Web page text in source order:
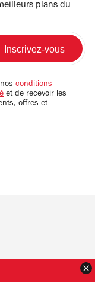
plans du
conditions
et de recevoir les
offres et